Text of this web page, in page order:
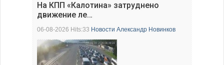
На КПП «Калотина» затруднено
движение ле…
06-08-2026 Hits:33Новости Александр Новинков